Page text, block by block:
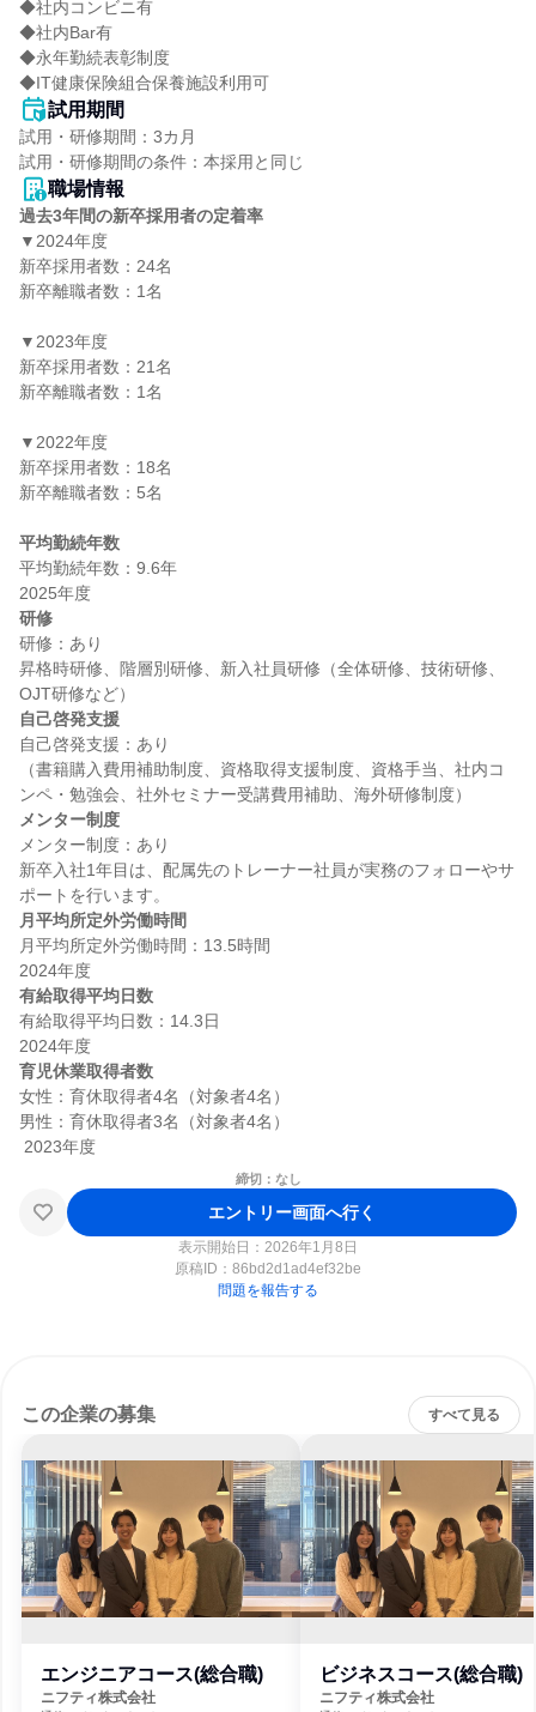
◆社内コンビニ有
◆社内Bar有
◆永年勤続表彰制度
◆IT健康保険組合保養施設利用可
試用期間
試用・研修期間：3カ月
職場情報
過去3年間の新卒採用者の定着率
▼2024年度
新卒採用者数：24名
新卒離職者数：1名
▼2023年度
新卒採用者数：21名
新卒離職者数：1名
▼2022年度
新卒採用者数：18名
新卒離職者数：5名
平均勤続年数
平均勤続年数：9.6年
研修
研修：あり
昇格時研修、階層別研修、新入社員研修（全体研修、技術研修、
自己啓発支援
自己啓発支援：あり
（書籍購入費用補助制度、資格取得支援制度、資格手当、社内コ
メンター制度
メンター制度：あり
新卒入社1年目は、配属先のトレーナー社員が実務のフォローやサ
月平均所定外労働時間
月平均所定外労働時間：13.5時間
有給取得平均日数
有給取得平均日数：14.3日
育児休業取得者数
女性：育休取得者4名（対象者4名）
男性：育休取得者3名（対象者4名）
締切：なし
エントリー画面へ行く
表示開始日：2026年1月8日
原稿ID： 86bd2d1ad4ef32be
問題を報告する
この企業の募集 すべて見る
エンジニアコース(総合職)
ニフティ株式会社
ビジネスコース(総合職)
ニフティ株式会社